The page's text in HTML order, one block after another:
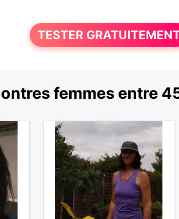
TESTER
femmes entre